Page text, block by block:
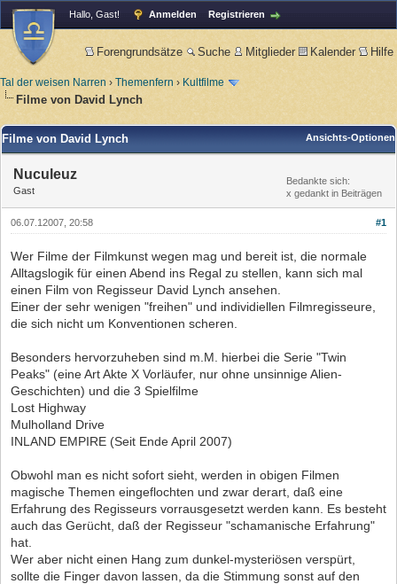
Hallo, Gast! Anmelden Registrieren
Forengrundsätze Suche Mitglieder Kalender Hilfe
Tal der weisen Narren › Themenfern › Kultfilme
Filme von David Lynch
Ansichts-Optionen
Filme von David Lynch
Nuculeuz
Gast
Bedankte sich:
x gedankt in Beiträgen
#1
06.07.12007, 20:58
Wer Filme der Filmkunst wegen mag und bereit ist, die normale
Alltagslogik für einen Abend ins Regal zu stellen, kann sich mal
einen Film von Regisseur David Lynch ansehen.
Einer der sehr wenigen "freihen" und individiellen Filmregisseure,
die sich nicht um Konventionen scheren.
Besonders hervorzuheben sind m.M. hierbei die Serie "Twin
Peaks" (eine Art Akte X Vorläufer, nur ohne unsinnige Alien-
Geschichten) und die 3 Spielfilme
Lost Highway
Mulholland Drive
INLAND EMPIRE (Seit Ende April 2007)
Obwohl man es nicht sofort sieht, werden in obigen Filmen
magische Themen eingeflochten und zwar derart, daß eine
Erfahrung des Regisseurs vorrausgesetzt werden kann. Es besteht
auch das Gerücht, daß der Regisseur "schamanische Erfahrung"
hat.
Wer aber nicht einen Hang zum dunkel-mysteriösen verspürt,
sollte die Finger davon lassen, da die Stimmung sonst auf den